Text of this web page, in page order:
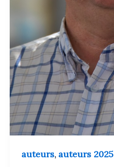
auteurs, auteurs 2025